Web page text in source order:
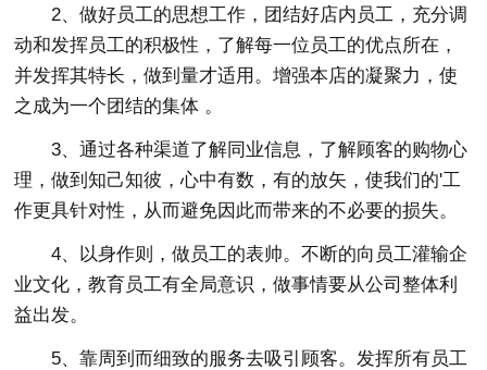
2、做好员工的思想工作，团结好店内员工，充分调
动和发挥员工的积极性，了解每一位员工的优点所在，
并发挥其特长，做到量才适用。增强本店的凝聚力，使
之成为一个团结的集体 。
3、通过各种渠道了解同业信息，了解顾客的购物心
理，做到知己知彼，心中有数，有的放矢，使我们的'工
作更具针对性，从而避免因此而带来的不必要的损失。
4、以身作则，做员工的表帅。不断的向员工灌输企
业文化，教育员工有全局意识，做事情要从公司整体利
益出发。
5、靠周到而细致的服务去吸引顾客。发挥所有员工